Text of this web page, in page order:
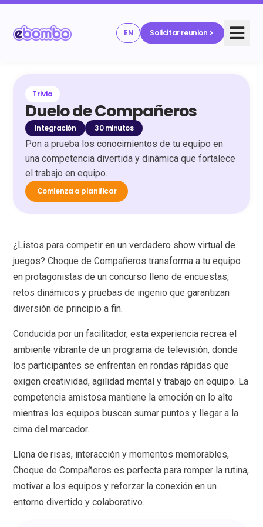
EN Solicitar reunion
Trivia
Duelo de Compañeros
Integración 30 minutos
Pon a prueba los conocimientos de tu equipo en
una competencia divertida y dinámica que fortalece
el trabajo en equipo.
Comienza a planificar
¿Listos para competir en un verdadero show virtual de
juegos? Choque de Compañeros transforma a tu equipo
en protagonistas de un concurso lleno de encuestas,
retos dinámicos y pruebas de ingenio que garantizan
diversión de principio a fin.
Conducida por un facilitador, esta experiencia recrea el
ambiente vibrante de un programa de televisión, donde
los participantes se enfrentan en rondas rápidas que
exigen creatividad, agilidad mental y trabajo en equipo. La
competencia amistosa mantiene la emoción en lo alto
mientras los equipos buscan sumar puntos y llegar a la
cima del marcador.
Llena de risas, interacción y momentos memorables,
Choque de Compañeros es perfecta para romper la rutina,
motivar a los equipos y reforzar la conexión en un
entorno divertido y colaborativo.